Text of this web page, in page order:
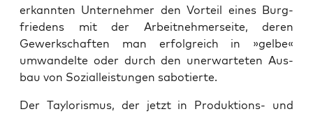
erkann­ten Unter­neh­mer den Vor­teil eines Burg­
frie­dens mit der Arbeit­neh­mer­sei­te, deren
Gewerk­schaf­ten man erfolg­reich in »gel­be«
umwan­del­te oder durch den uner­war­te­ten Aus­
bau von Sozi­al­leis­tun­gen sabotierte.
Der Tay­lo­ris­mus, der jetzt in Pro­duk­ti­ons- und